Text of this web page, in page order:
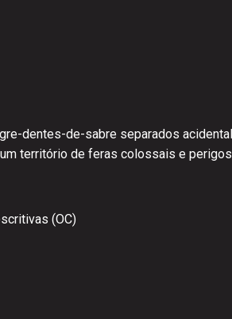
dentes-de-sabre separados
território de feras colossais e
(OC)